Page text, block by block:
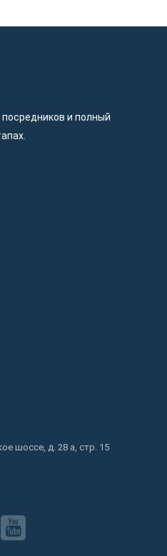
и полный
шоссе, д. 28 а, стр. 15